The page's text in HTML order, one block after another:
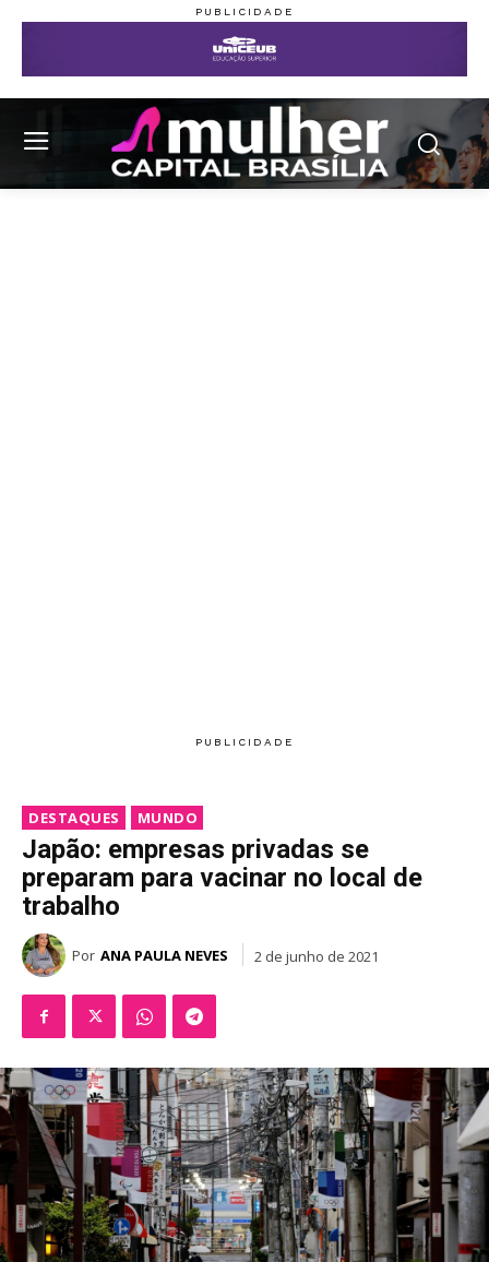
DESTAQUES MUNDO
Japão: empresas privadas se
preparam para vacinar no local de
trabalho
Por ANA PAULA NEVES 2 de junho de 2021